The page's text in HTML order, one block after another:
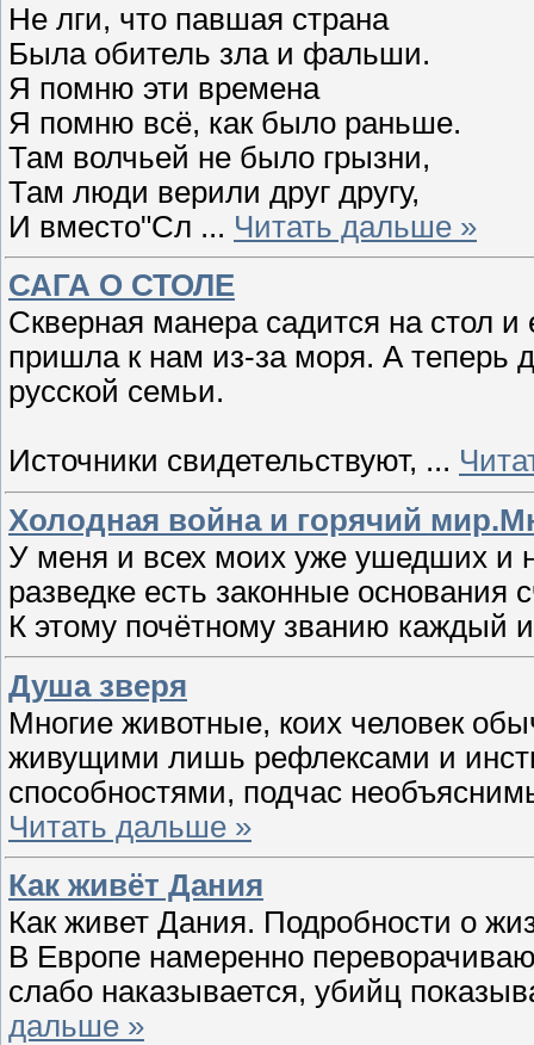
Не лги, что павшая страна
Была обитель зла и фальши.
Я помню эти времена
Я помню всё, как было раньше.
Там волчьей не было грызни,
Там люди верили друг другу,
И вместо"Сл ... Читать дальше »
САГА О СТОЛЕ
Скверная манера садится на стол и
пришла к нам из-за моря. А теперь
русской семьи.
Источники свидетельствуют, ...
Холодная война и горячий
У меня и всех моих уже ушедших и
разведке есть законные основания
К этому почётному званию каждый
Душа зверя
Многие животные, коих человек
живущими лишь рефлексами и
способностями, подчас
Читать дальше »
Как живёт Дания
Как живет Дания. Подробности о
В Европе намеренно
слабо наказывается, убийц
дальше »